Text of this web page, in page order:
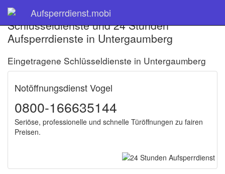
Aufsperrdienst.mobi
Schlüsseldienste und 24 Stunden
Aufsperrdienste in Untergaumberg
Eingetragene Schlüsseldienste in Untergaumberg
Notöffnungsdienst Vogel
0800-166635144
Seriöse, professionelle und schnelle Türöffnungen zu fairen
Preisen.